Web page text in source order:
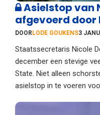
Asielstop van
afgevoerd door
DOOR LODE GOUKENS3
Staatssecretaris Nicole
december een stevige
State. Niet alleen
asielstop in te voeren